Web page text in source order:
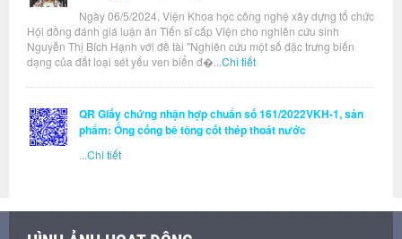
Ngày 06/5/2024, Viện Khoa học công nghệ xây dựng tổ chức
Hội đồng đánh giá luận án Tiến sĩ cấp Viện cho nghiên cứu sinh
Nguyễn Thị Bích Hạnh với đề tài "Nghiên cứu một số đặc trưng biến
dạng của đất loại sét yếu ven biển đ�... Chi tiết
QR Giấy chứng nhận hợp chuẩn số 161/2022VKH-1, sản
phẩm: Ống cống bê tông cốt thép thoát nước
Chi tiết